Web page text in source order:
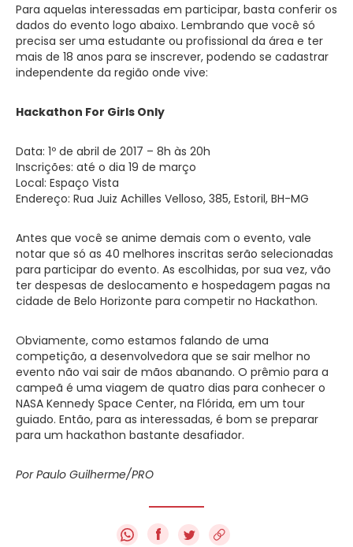
Para aquelas interessadas em participar, basta conferir os
dados do evento logo abaixo. Lembrando que você só
precisa ser uma estudante ou profissional da área e ter
mais de 18 anos para se inscrever, podendo se cadastrar
independente da região onde vive:
Hackathon For Girls Only
Data: 1º de abril de 2017 – 8h às 20h
Inscrições: até o dia 19 de março
Local: Espaço Vista
Endereço: Rua Juiz Achilles Velloso, 385, Estoril, BH-MG
Antes que você se anime demais com o evento, vale
notar que só as 40 melhores inscritas serão selecionadas
para participar do evento. As escolhidas, por sua vez, vão
ter despesas de deslocamento e hospedagem pagas na
cidade de Belo Horizonte para competir no Hackathon.
Obviamente, como estamos falando de uma
competição, a desenvolvedora que se sair melhor no
evento não vai sair de mãos abanando. O prêmio para a
campeã é uma viagem de quatro dias para conhecer o
NASA Kennedy Space Center, na Flórida, em um tour
guiado. Então, para as interessadas, é bom se preparar
para um hackathon bastante desafiador.
Por Paulo Guilherme/PRO
f